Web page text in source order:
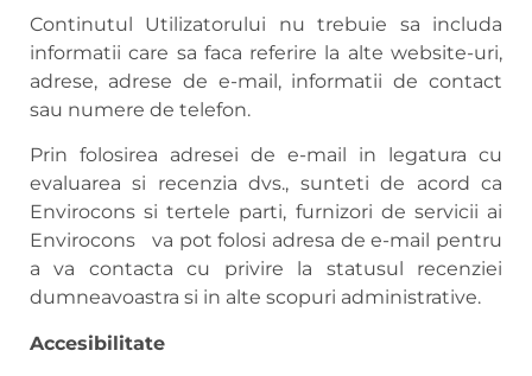
Continutul Utilizatorului nu trebuie sa includa
informatii care sa faca referire la alte website-uri,
adrese, adrese de e-mail, informatii de contact
sau numere de telefon.
Prin folosirea adresei de e-mail in legatura cu
evaluarea si recenzia dvs., sunteti de acord ca
Envirocons si tertele parti, furnizori de servicii ai
Envirocons va pot folosi adresa de e-mail pentru
a va contacta cu privire la statusul recenziei
dumneavoastra si in alte scopuri administrative.
Accesibilitate